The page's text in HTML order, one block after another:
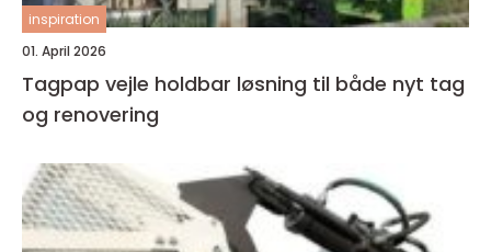
inspiration
01. April 2026
Tagpap vejle holdbar løsning til både nyt tag
og renovering